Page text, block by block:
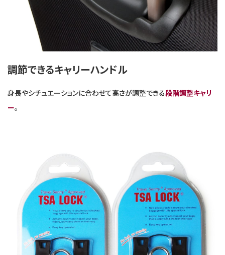
調節できるキャリーハンドル
身長やシチュエーションに合わせて高さが調整できる段階調整キャリ
ー。